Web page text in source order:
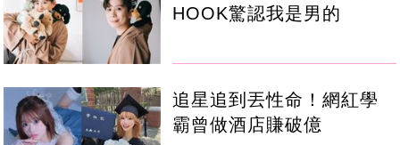
HOOK驚認我是男的
追星追到丟性命！網紅學
霸曾做酒店賺破億